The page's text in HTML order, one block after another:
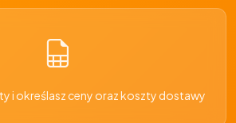
i określasz ceny oraz koszty dostawy